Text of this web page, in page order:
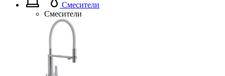
Смесители
Смесители